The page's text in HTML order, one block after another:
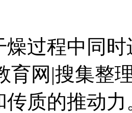
燥过程中同
育网|搜集整
传质的推动力